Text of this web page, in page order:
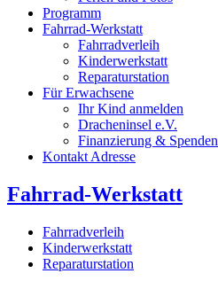
Programm
Fahrrad-Werkstatt
Fahrradverleih
Kinderwerkstatt
Reparaturstation
Für Erwachsene
Ihr Kind anmelden
Dracheninsel e.V.
Finanzierung & Spenden
Kontakt Adresse
Fahrrad-Werkstatt
Fahrradverleih
Kinderwerkstatt
Reparaturstation